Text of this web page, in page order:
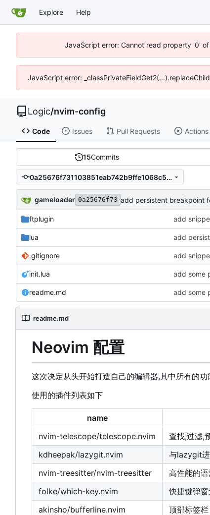
Explore Help
JavaScript error: Cannot read property '0'
JavaScript error:
Logic/nvim-config
Code Issues Pull Requests Actions
15Commits
0a25676f731103851eab742b9ffe1068c58cedd9
gameloader 0a25676f73 add persistent breakpoint
ftplugin add
lua add
.gitignore add
init.lua add some
readme.md add some
readme.md
Neovim 配置
这次决定从头开始打造自己的编辑器,其中所有的
使用的插件列表如下
name
nvim-telescope/telescope.nvim
查找,过滤,
kdheepak/lazygit.nvim
与lazygit
nvim-treesitter/nvim-treesitter
高性能的
folke/which-key.nvim
快捷键弹
akinsho/bufferline.nvim
顶部标签栏